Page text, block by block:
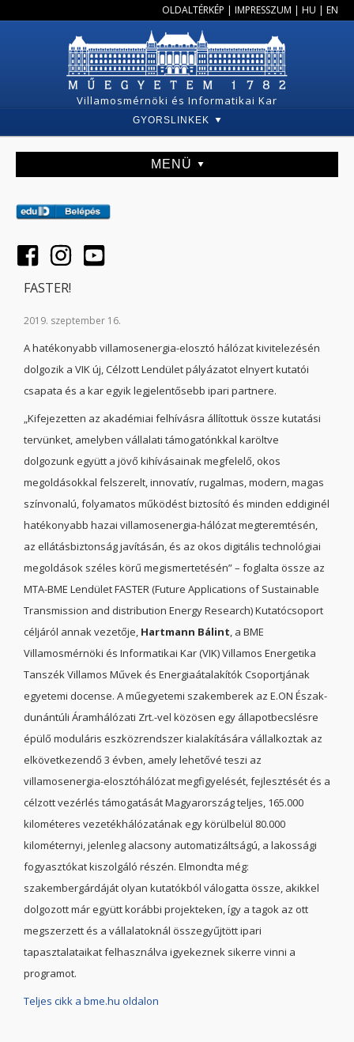
OLDALTÉRKÉP | IMPRESSZUM | HU | EN
Villamosmérnöki és Informatikai Kar
GYORSLINKEK
MENÜ
FASTER!
2019. szeptember 16.
A hatékonyabb villamosenergia-elosztó hálózat kivitelezésén
dolgozik a VIK új, Célzott Lendület pályázatot elnyert kutatói
csapata és a kar egyik legjelentősebb ipari partnere.
„Kifejezetten az akadémiai felhívásra állítottuk össze kutatási
tervünket, amelyben vállalati támogatónkkal karöltve
dolgozunk együtt a jövő kihívásainak megfelelő, okos
megoldásokkal felszerelt, innovatív, rugalmas, modern, magas
színvonalú, folyamatos működést biztosító és minden eddiginél
hatékonyabb hazai villamosenergia-hálózat megteremtésén,
az ellátásbiztonság javításán, és az okos digitális technológiai
megoldások széles körű megismertetésén” – foglalta össze az
MTA-BME Lendület FASTER (Future Applications of Sustainable
Transmission and distribution Energy Research) Kutatócsoport
céljáról annak vezetője, Hartmann Bálint, a BME
Villamosmérnöki és Informatikai Kar (VIK) Villamos Energetika
Tanszék Villamos Művek és Energiaátalakítók Csoportjának
egyetemi docense. A műegyetemi szakemberek az E.ON Észak-
dunántúli Áramhálózati Zrt.-vel közösen egy állapotbecslésre
épülő moduláris eszközrendszer kialakítására vállalkoztak az
elkövetkezendő 3 évben, amely lehetővé teszi az
villamosenergia-elosztóhálózat megfigyelését, fejlesztését és a
célzott vezérlés támogatását Magyarország teljes, 165.000
kilométeres vezetékhálózatának egy körülbelül 80.000
kilométernyi, jelenleg alacsony automatizáltságú, a lakossági
fogyasztókat kiszolgáló részén. Elmondta még:
szakembergárdáját olyan kutatókból válogatta össze, akikkel
dolgozott már együtt korábbi projekteken, így a tagok az ott
megszerzett és a vállalatoknál összegyűjtött ipari
tapasztalataikat felhasználva igyekeznek sikerre vinni a
programot.
Teljes cikk a bme.hu oldalon